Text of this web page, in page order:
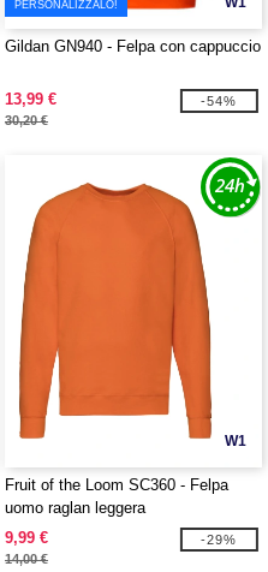
PERSONALIZZALO!
Gildan GN940 - Felpa con cappuccio
13,99 €
30,20 €
-54%
W1
Fruit of the Loom SC360 - Felpa
uomo raglan leggera
9,99 €
14,00 €
-29%